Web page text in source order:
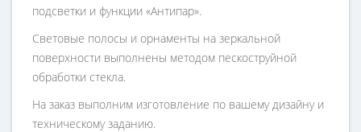
подсветки и функции «Антипар».
Световые полосы и орнаменты на зеркальной
поверхности выполнены методом пескоструйной
обработки стекла.
На заказ выполним изготовление по вашему дизайну и
техническому заданию.